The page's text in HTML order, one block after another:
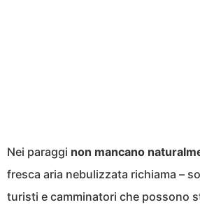
Nei paraggi non mancano
fresca aria nebulizzata richiama –
turisti e camminatori che possono